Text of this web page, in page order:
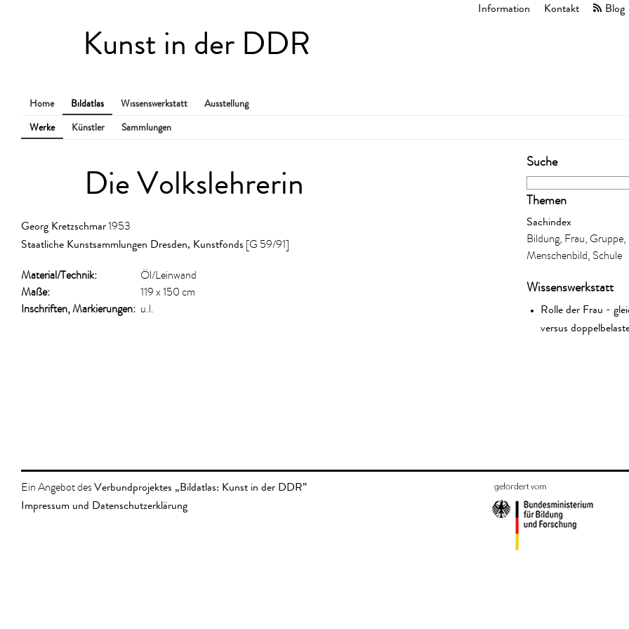
Information Kontakt Blog
Kunst in der DDR
Home Bildatlas Wissenswerkstatt
Ausstellung
Werke
Künstler Sammlungen
Suche
Themen
Sachindex
Bildung, Frau, Gruppe,
Menschenbild, Schule
Wissenswerkstatt
Rolle der Frau -
versus
Die Volkslehrerin
Georg Kretzschmar1953
Staatliche Kunstsammlungen Dresden, Kunstfonds [G 59/91]
Material/​Technik:
Öl/Leinwand
Maße:
119 x 150 cm
Inschriften, Markierungen: u.l.
Ein Angebot desVerbundprojektes „Bildatlas: Kunst in der DDR”
Impressum und Datenschutzerklärung